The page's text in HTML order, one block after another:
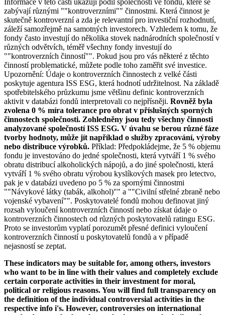
zabývají různými ""kontroverzními"" činnostmi. Která činnost je
skutečně kontroverzní a zda je relevantní pro investiční rozhodnutí,
záleží samozřejmě na samotných investorech. Vzhledem k tomu, že
fondy často investují do několika stovek nadnárodních společností v
různých odvětvích, téměř všechny fondy investují do
""kontroverzních činností"". Pokud jsou pro vás některé z těchto
činností problematické, můžete podle toho zaměřit své investice.
Upozornění: Údaje o kontroverzních činnostech z velké části
poskytuje agentura ISS ESG, která hodnotí udržitelnost. Na základě
spotřebitelského průzkumu jsme většinu definic kontroverzních
aktivit v databázi fondů interpretovali co nejpřísněji. Rovněž byla
zvolena 0 % míra tolerance pro obrat v příslušných sporných
činnostech společnosti. Zohledněny jsou tedy všechny činnosti
analyzované společností ISS ESG. V úvahu se berou různé fáze
tvorby hodnoty, může jít například o služby zpracování, výroby
nebo distribuce výrobků. Příklad: Předpokládejme, že 5 % objemu
fondu je investováno do jedné společnosti, která vytváří 1 % svého
obratu distribucí alkoholických nápojů, a do jiné společnosti, která
vytváří 1 % svého obratu výrobou kyslíkových masek pro letectvo,
pak je v databázi uvedeno po 5 % za spornými činnostmi
""Návykové látky (tabák, alkohol)"" a ""Civilní střelné zbraně nebo
vojenské vybavení"". Poskytovatelé fondů mohou definovat jiný
rozsah vyloučení kontroverzních činností nebo získat údaje o
kontroverzních činnostech od různých poskytovatelů ratingu ESG.
Proto se investorům vyplatí porozumět přesné definici vyloučení
kontroverzních činností u poskytovatelů fondů a v případě
nejasností se zeptat.
These indicators may be suitable for, among others, investors
who want to be in line with their values and completely exclude
certain corporate activities in their investment for moral,
political or religious reasons. You will find full transparency on
the definition of the individual controversial activities in the
respective info i's. However, controversies on international